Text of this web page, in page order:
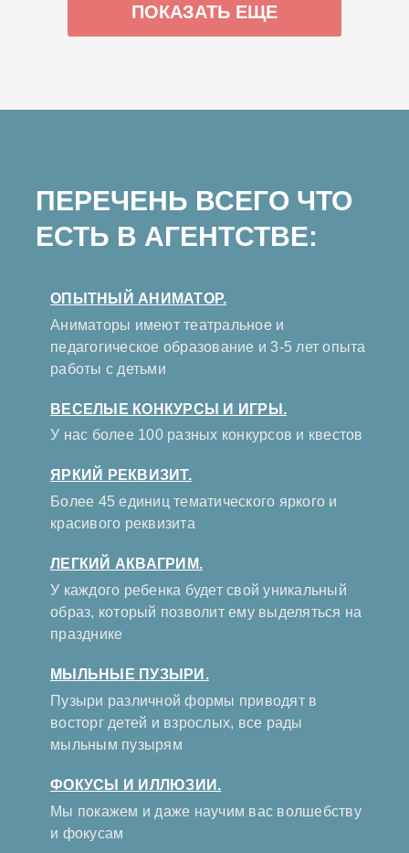
ПОКАЗАТЬ ЕЩЕ
ПЕРЕЧЕНЬ ВСЕГО ЧТО
ЕСТЬ В АГЕНТСТВЕ:
ОПЫТНЫЙ АНИМАТОР.
Аниматоры имеют театральное и
педагогическое образование и 3-5 лет опыта
работы с детьми
ВЕСЕЛЫЕ КОНКУРСЫ И ИГРЫ.
У нас более 100 разных конкурсов и квестов
ЯРКИЙ РЕКВИЗИТ.
Более 45 единиц тематического яркого и
красивого реквизита
ЛЕГКИЙ АКВАГРИМ.
У каждого ребенка будет свой уникальный
образ, который позволит ему выделяться на
празднике
МЫЛЬНЫЕ ПУЗЫРИ.
Пузыри различной формы приводят в
восторг детей и взрослых, все рады
мыльным пузырям
ФОКУСЫ И ИЛЛЮЗИИ.
Мы покажем и даже научим вас волшебству
и фокусам